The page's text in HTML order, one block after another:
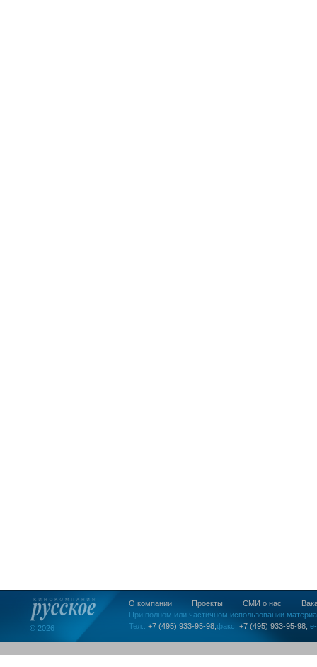
© 2026
О компании Проекты СМИ о нас
При полном или частичном использовании
Тел.: +7 (495) 933-95-98, факс: +7 (495) 933-95-98,